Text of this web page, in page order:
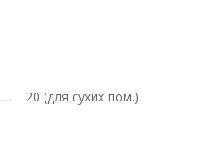
20 (для сухих пом.)